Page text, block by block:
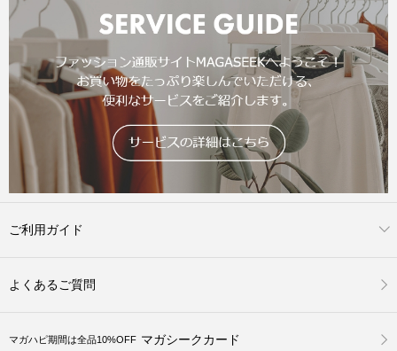
ご利用ガイド
よくあるご質問
マガハピ期間は全品10%OFF マガシークカード